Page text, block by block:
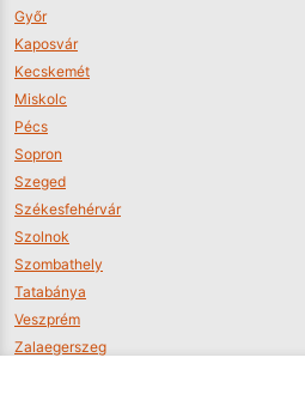
Győr
Kaposvár
Kecskemét
Miskolc
Pécs
Sopron
Szeged
Székesfehérvár
Szolnok
Szombathely
Tatabánya
Veszprém
Zalaegerszeg